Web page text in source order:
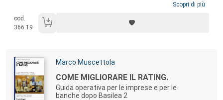
aziende e stima del rischio di credito. Sono descritte l’utilità e la logica
modalità di applicazione delle tecniche di simulazione nell’ambito della
valutazione d’azienda, le applicazioni nell’analisi del rischio di credito.
Scopri di più
cod.
366.19
Autori:
Marco Muscettola
Titolo:
COME MIGLIORARE IL RATING.
Guida operativa per le imprese e per le
banche dopo Basilea 2